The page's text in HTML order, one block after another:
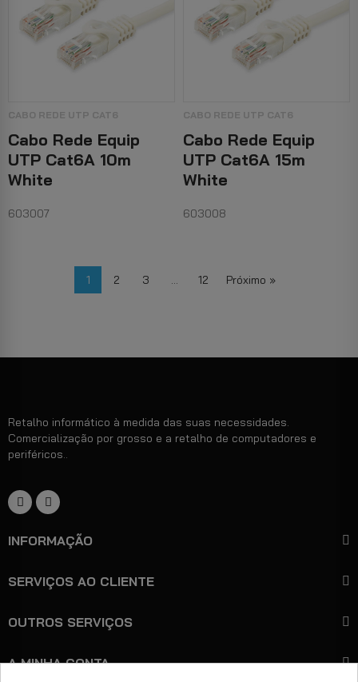
CABO REDE UTP CAT6
Cabo Rede Equip
UTP Cat6A 10m
White
603007
CABO REDE UTP CAT6
Cabo Rede Equip
UTP Cat6A 15m
White
603008
1 2 3 … 12 Próximo »
Retalho informático à medida das suas necessidades.
Comercialização por grosso e a retalho de computadores e
periféricos..
INFORMAÇÃO
SERVIÇOS AO CLIENTE
OUTROS SERVIÇOS
A MINHA CONTA